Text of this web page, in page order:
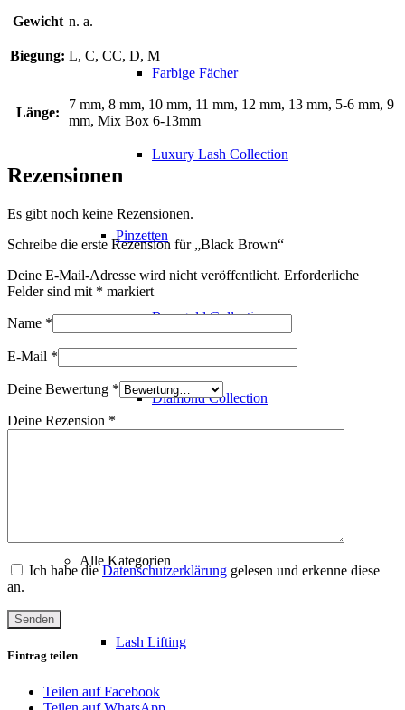
Farbige Fächer
Luxury Lash Collection
Pinzetten
Rosegold Collection
Diamond Collection
Alle Kategorien
Lash Lifting
Gewicht n. a.
Biegung: L, C, CC, D, M
Länge:
7 mm, 8 mm, 10 mm, 11 mm, 12 mm, 13 mm, 5-6 mm, 9
mm, Mix Box 6-13mm
Rezensionen
Es gibt noch keine Rezensionen.
Schreibe die erste Rezension für „Black Brown“
Deine E-Mail-Adresse wird nicht veröffentlicht. Erforderliche
Felder sind mit * markiert
Name *
E-Mail *
Deine Bewertung *
Deine Rezension *
Ich habe dieDatenschutzerklärung gelesen und erkenne diese
an.
Eintrag teilen
Teilen auf Facebook